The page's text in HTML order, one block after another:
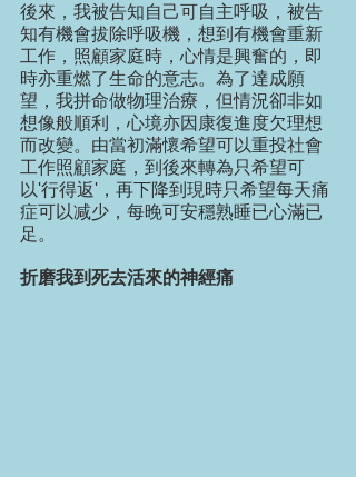
後來，我被告知自己可自主呼吸，被告
知有機會拔除呼吸機，想到有機會重新
工作，照顧家庭時，心情是興奮的，即
時亦重燃了生命的意志。為了達成願
望，我拼命做物理治療，但情況卻非如
想像般順利，心境亦因康復進度欠理想
而改變。由當初滿懷希望可以重投社會
工作照顧家庭，到後來轉為只希望可
以'行得返'，再下降到現時只希望每天痛
症可以减少，每晚可安穩熟睡已心滿已
足。
折磨我到死去活來的神經痛